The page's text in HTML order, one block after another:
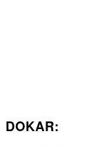
DOKAR: